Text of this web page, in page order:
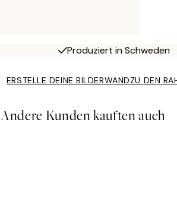
Produziert in Schweden
ERSTELLE DEINE BILDERWANDZU DEN
Andere Kunden kauften auch